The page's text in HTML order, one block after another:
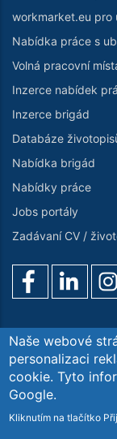
workmarket.eu pro
Nabídka práce s
Volná pracovní
Inzerce nabídek
Inzerce brigád
Databáze
Nabídka brigád
Nabídky práce
Jobs portály
Zadávaní CV /
Poptávka služeb
Copyright©
Naše webové
personalizaci
cookie. Tyto
Google.
Kliknutím na tlačítko